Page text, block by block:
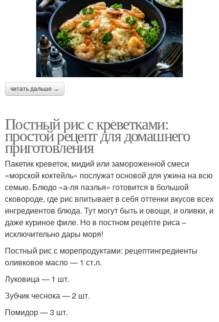
читать дальше →
Постный рис с креветками:
простой рецепт для домашнего
приготовления
Пакетик креветок, мидий или замороженной смеси
«морской коктейль» послужат основой для ужина на всю
семью. Блюдо «а-ля паэлья» готовится в большой
сковороде, где рис впитывает в себя оттенки вкусов всех
ингредиентов блюда. Тут могут быть и овощи, и оливки, и
даже куриное филе. Но в постном рецепте риса –
исключительно дары моря!
Постный рис с морепродуктами: рецептингредиенты
оливковое масло — 1 ст.л.
Луковица — 1 шт.
Зубчик чеснока — 2 шт.
Помидор — 3 шт.